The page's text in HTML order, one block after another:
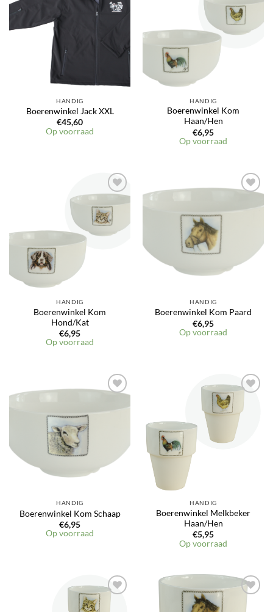
HANDIG
Boerenwinkel Jack XXL
€45,60
Op voorraad
HANDIG
Boerenwinkel Kom
Haan/Hen
€6,95
Op voorraad
HANDIG
Boerenwinkel Kom
Hond/Kat
€6,95
Op voorraad
HANDIG
Boerenwinkel Kom Paard
€6,95
Op voorraad
HANDIG
Boerenwinkel Kom Schaap
€6,95
Op voorraad
HANDIG
Boerenwinkel Melkbeker
Haan/Hen
€5,95
Op voorraad